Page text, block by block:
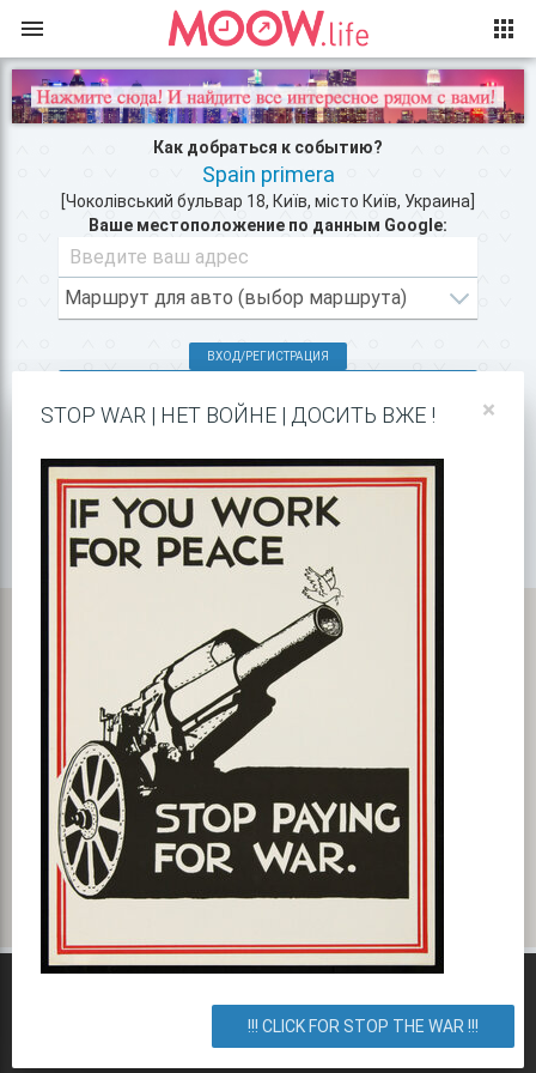
Как добраться к событию?
Spain primera
[Чоколівський бульвар 18, Київ, місто Київ, Украина]
Ваше местоположение по данным Google:
ВХОД/РЕГИСТРАЦИЯ
ПОКАЗАТЬ НА GOOGLE MAPS!
Карта с маршрутом, как добратся на мероприятие или проехать
к событию. Spain primera
Чоколівський бульвар 18, Київ, місто Київ, Украина. Как
добраться? Как доехать? Маршрут.
×
STOP WAR | НЕТ ВОЙНЕ | ДОСИТЬ ВЖЕ !
!!! CLICK FOR STOP THE WAR !!!
Что интересного рядом, куда пойти, события,
мероприятия вокруг вас!ps5593